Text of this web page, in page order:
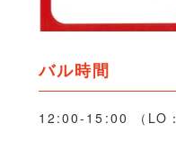
バル時間
12:00-15:00 （LO：